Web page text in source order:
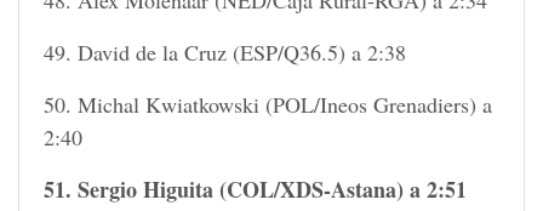
49. David de la Cruz (ESP/Q36.5) a 2:38
50. Michal Kwiatkowski (POL/Ineos Grenadiers) a
2:40
51. Sergio Higuita (COL/XDS-Astana) a 2:51